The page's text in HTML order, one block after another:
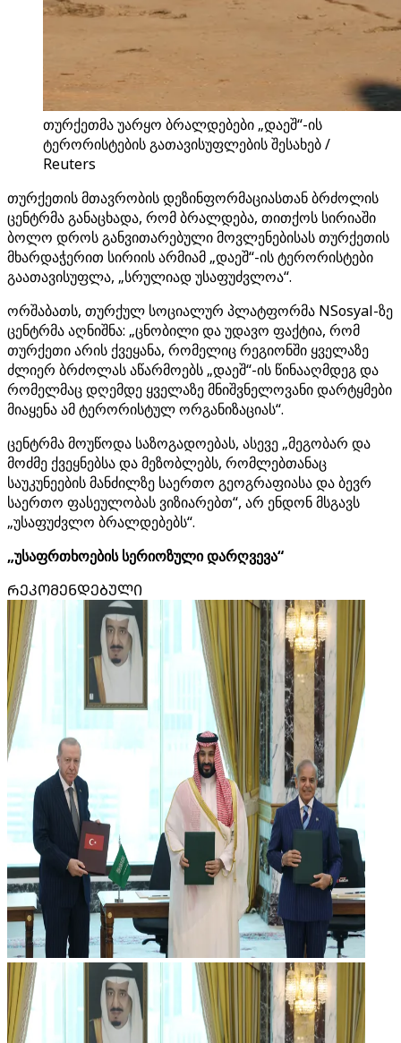
თურქეთმა უარყო ბრალდებები „დაეშ“-ის
ტერორისტების გათავისუფლების შესახებ /
Reuters
თურქეთის მთავრობის დეზინფორმაციასთან ბრძოლის
ცენტრმა განაცხადა, რომ ბრალდება, თითქოს სირიაში
ბოლო დროს განვითარებული მოვლენებისას თურქეთის
მხარდაჭერით სირიის არმიამ „დაეშ“-ის ტერორისტები
გაათავისუფლა, „სრულიად უსაფუძვლოა“.
ორშაბათს, თურქულ სოციალურ პლატფორმა NSosyal-ზე
ცენტრმა აღნიშნა: „ცნობილი და უდავო ფაქტია, რომ
თურქეთი არის ქვეყანა, რომელიც რეგიონში ყველაზე
ძლიერ ბრძოლას აწარმოებს „დაეშ“-ის წინააღმდეგ და
რომელმაც დღემდე ყველაზე მნიშვნელოვანი დარტყმები
მიაყენა ამ ტერორისტულ ორგანიზაციას“.
ცენტრმა მოუწოდა საზოგადოებას, ასევე „მეგობარ და
მოძმე ქვეყნებსა და მეზობლებს, რომლებთანაც
საუკუნეების მანძილზე საერთო გეოგრაფიასა და ბევრ
საერთო ფასეულობას ვიზიარებთ“, არ ენდონ მსგავს
„უსაფუძვლო ბრალდებებს“.
„უსაფრთხოების სერიოზული დარღვევა“
ᲠᲔᲙᲝᲛᲔᲜᲓᲔᲑᲣᲚᲘ